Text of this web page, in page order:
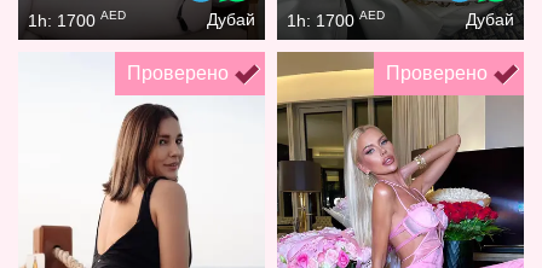
1h: 1700 AED Дубай 1h: 1700AED Дубай
Проверено Проверено